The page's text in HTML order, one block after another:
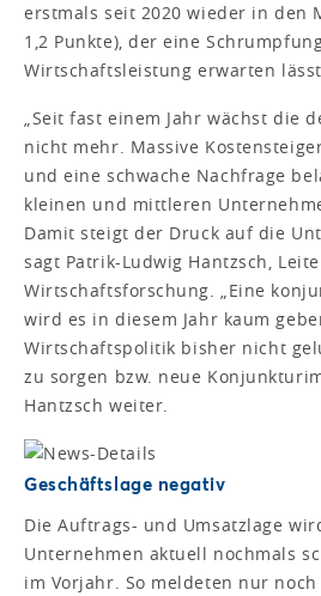
erstmals seit 2020 wieder in den
1,2 Punkte), der eine
Wirtschaftsleistung erwarten
„Seit fast einem Jahr wächst die
nicht mehr. Massive
und eine schwache Nachfrage
kleinen und mittleren
Damit steigt der Druck auf die
sagt Patrik-Ludwig Hantzsch,
Wirtschaftsforschung. „Eine
wird es in diesem Jahr kaum
Wirtschaftspolitik bisher nicht
zu sorgen bzw. neue
Hantzsch weiter.
Geschäftslage negativ
Die Auftrags- und Umsatzlage
Unternehmen aktuell nochmals
im Vorjahr. So meldeten nur noch